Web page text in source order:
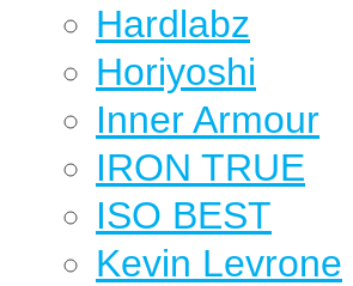
Hardlabz
Horiyoshi
Inner Armour
IRON TRUE
ISO BEST
Kevin Levrone